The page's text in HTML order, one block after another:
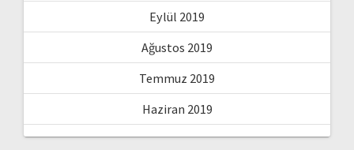
Eylül 2019
Ağustos 2019
Temmuz 2019
Haziran 2019